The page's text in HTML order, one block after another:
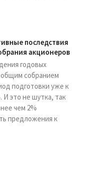
последствия
акционеров
годовых
собранием
подготовки уже к
это не шутка, так
чем 2%
предложения к